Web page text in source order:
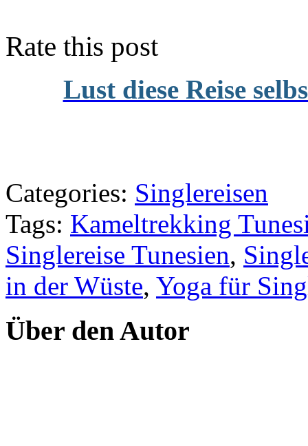
Rate this post
Lust diese Reise
Categories: Singlereisen
Tags: Kameltrekking
Singlereise Tunesien,
in der Wüste, Yoga für
Über den Autor